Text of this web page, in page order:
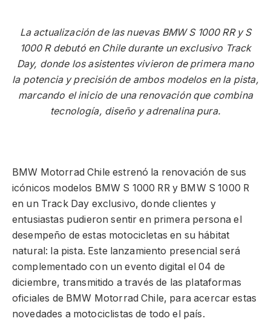
La actualización de las nuevas BMW S 1000 RR y S
1000 R debutó en Chile durante un exclusivo Track
Day, donde los asistentes vivieron de primera mano
la potencia y precisión de ambos modelos en la pista,
marcando el inicio de una renovación que combina
tecnología, diseño y adrenalina pura.
BMW Motorrad Chile estrenó la renovación de sus
icónicos modelos BMW S 1000 RR y BMW S 1000 R
en un Track Day exclusivo, donde clientes y
entusiastas pudieron sentir en primera persona el
desempeño de estas motocicletas en su hábitat
natural: la pista. Este lanzamiento presencial será
complementado con un evento digital el 04 de
diciembre, transmitido a través de las plataformas
oficiales de BMW Motorrad Chile, para acercar estas
novedades a motociclistas de todo el país.